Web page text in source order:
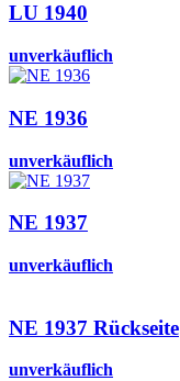
LU 1940
unverkäuflich
NE 1936
unverkäuflich
NE 1937
unverkäuflich
NE 1937 Rückseite
unverkäuflich